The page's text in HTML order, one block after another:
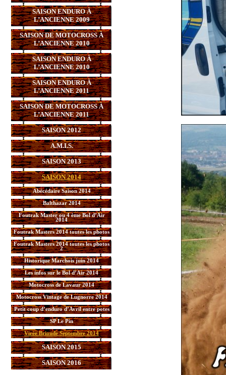
SAISON ENDURO À
L’ANCIENNE 2009
SAISON DE MOTOCROSS À
L’ANCIENNE 2010
SAISON ENDURO À
L’ANCIENNE 2010
SAISON ENDURO À
L’ANCIENNE 2011
SAISON DE MOTOCROSS À
L’ANCIENNE 2011
SAISON 2012
A.M.I.S.
SAISON 2013
SAISON 2014
Abécédaire Saison 2014
Balthazar 2014
Foutrak Master ou 4 ème Bol d’Air
2014
Foutrak Masters 2014 toutes les photos
Foutrak Masters 2014 toutes les photos
2
Historique Marchois juin 2014
Les infos sur le Bol d’Air 2014
Motocross de Lavaur 2014
Motocross Vintage de Lugnorre 2014
Petit coup d’enduro d’Avril entre potes
SP Le Pin
Virée Brioude Septembre 2014
SAISON 2015
SAISON 2016